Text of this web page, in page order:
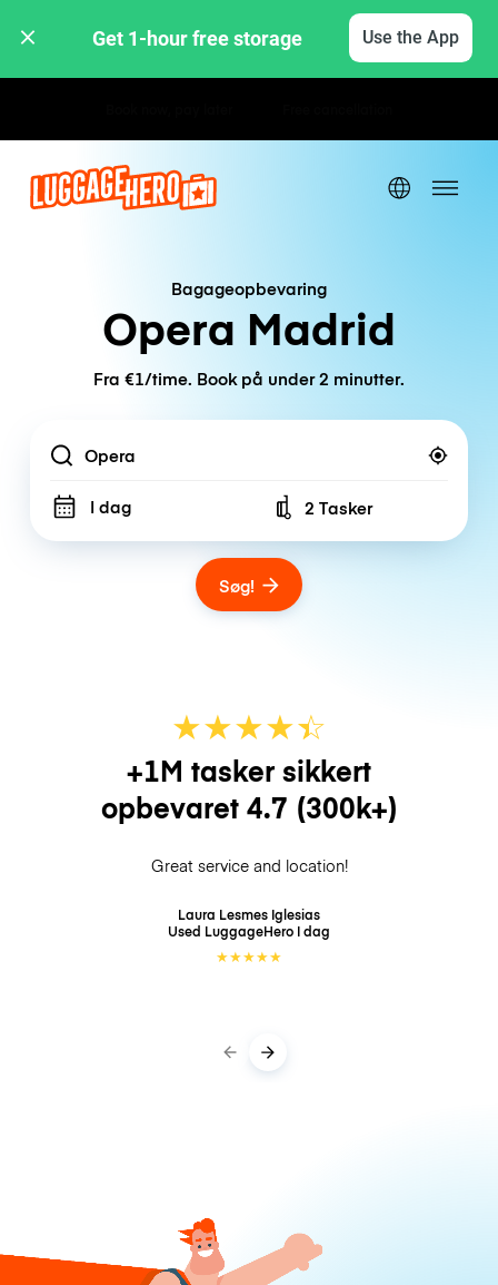
Get 1-hour free storage Use the App
Bagageopbevaring
Opera Madrid
Fra €1/time. Book på under 2 minutter.
Location
I dag Number of bags
2 Tasker
Søg!
★★★★☆
★
+1M tasker sikkert
opbevaret 4.7 (300k+)
Great service and location!
Laura Lesmes Iglesias
Used LuggageHero I dag
★★★★★